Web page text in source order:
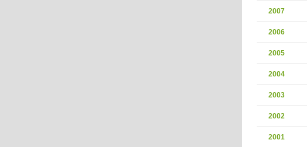
2007
2006
2005
2004
2003
2002
2001